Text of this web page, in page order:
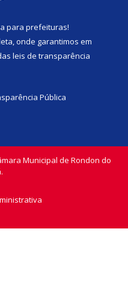
para prefeituras!
onde garantimos em
leis de transparência
Pública
Municipal de Rondon do